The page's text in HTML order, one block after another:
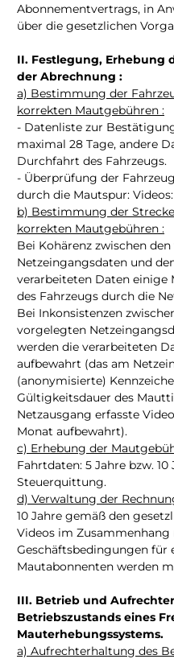
Abonnementvertrags, in
über die gesetzlichen
II. Festlegung, Erhebung
der Abrechnung :
a) Bestimmung der
korrekten Mautgebühren :
- Datenliste zur
maximal 28 Tage, andere
Durchfahrt des Fahrzeugs.
- Überprüfung der
durch die Mautspur:
b) Bestimmung der
korrekten Mautgebühren :
Bei Kohärenz zwischen
Netzeingangsdaten und
verarbeiteten Daten
des Fahrzeugs durch die
Bei Inkonsistenzen
vorgelegten
werden die verarbeiteten
aufbewahrt (das am
(anonymisierte)
Gültigkeitsdauer des
Netzausgang erfasste
Monat aufbewahrt).
c) Erhebung der
Fahrtdaten: 5 Jahre bzw.
Steuerquittung.
d) Verwaltung der
10 Jahre gemäß den
Videos im
Geschäftsbedingungen für
Mautabonnenten werden
III. Betrieb und
Betriebszustands eines
Mauterhebungssystems.
a) Aufrechterhaltung des